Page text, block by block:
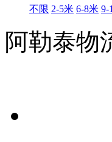
不限 2-5米 6-8米 9-
阿勒泰物